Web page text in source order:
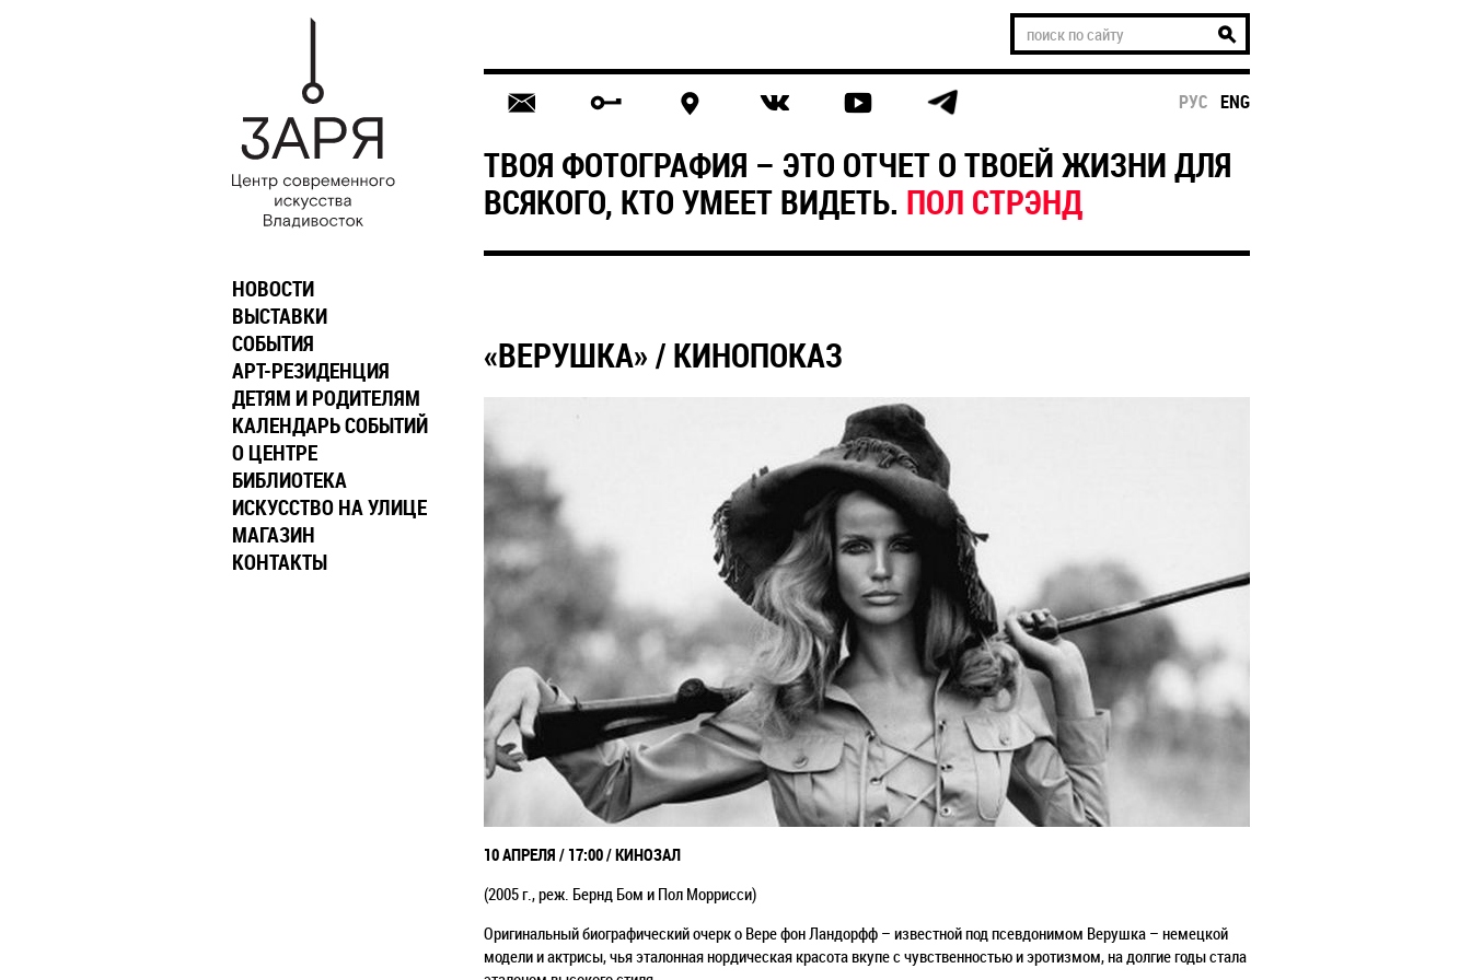
РУС ENG
ТВОЯ ФОТОГРАФИЯ – ЭТО ОТЧЕТ О ТВОЕЙ ЖИЗНИ ДЛЯ
ВСЯКОГО, КТО УМЕЕТ ВИДЕТЬ. ПОЛ СТРЭНД
«ВЕРУШКА» / КИНОПОКАЗ
10 АПРЕЛЯ / 17:00 / КИНОЗАЛ
(2005 г., реж. Бернд Бом и Пол Моррисси)
Оригинальный биографический очерк о Вере фон Ландорфф – известной под псевдонимом Верушка – немецкой
модели и актрисы, чья эталонная нордическая красота вкупе с чувственностью и эротизмом, на долгие годы стала
НОВОСТИ
ВЫСТАВКИ
СОБЫТИЯ
АРТ-РЕЗИДЕНЦИЯ
ДЕТЯМ И РОДИТЕЛЯМ
КАЛЕНДАРЬ СОБЫТИЙ
О ЦЕНТРЕ
БИБЛИОТЕКА
ИСКУССТВО НА УЛИЦЕ
МАГАЗИН
КОНТАКТЫ